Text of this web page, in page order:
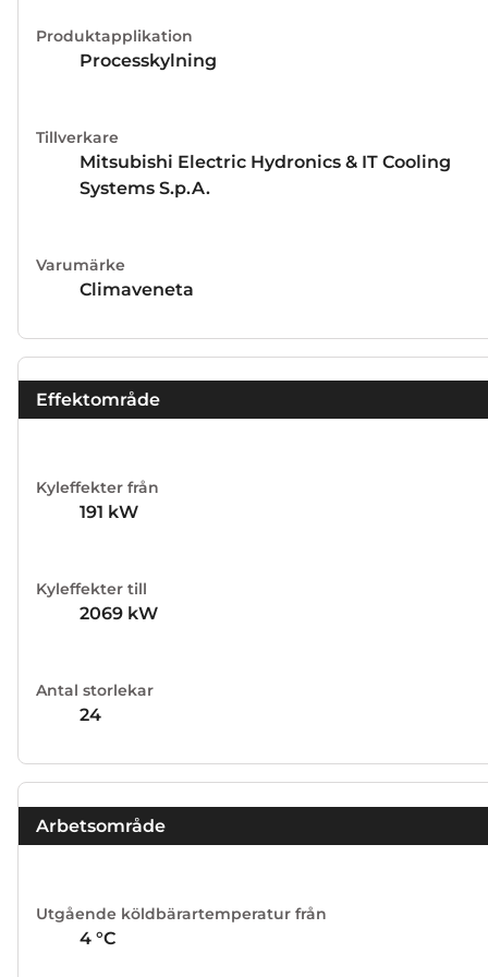
svävande rotor, vilket utöver extremt låg startström
även eliminerar behovet av olja. Turbocor är de
vibrationsfria.
Produktapplikation
Processkylning
Tillverkare
Mitsubishi Electric Hydronics & IT Cooling
Systems S.p.A.
Varumärke
Climaveneta
Effektområde
Kyleffekter från
191 kW
Kyleffekter till
2069 kW
Antal storlekar
24
Arbetsområde
Utgående köldbärartemperatur från
4 °C